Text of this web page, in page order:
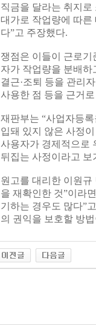
직금을 달라는 취지
대가로 작업량에 따른
다”고 주장했다.
쟁점은 이들이 근로
자가 작업량을 분배
결근·조퇴 등을 관리
사용한 점 등을 근거
재판부는 “사업자등
입돼 있지 않은 사정
사용자가 경제적으로
뒤집는 사정이라고 보
원고를 대리한 이원
을 재확인한 것”이라
기하는 경우도 많다”
의 권익을 보호할 방